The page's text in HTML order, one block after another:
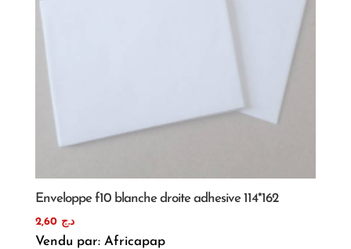
Enveloppe f10 blanche droite adhesive 114*162
د.ج 2,60
Vendu par: Africapap